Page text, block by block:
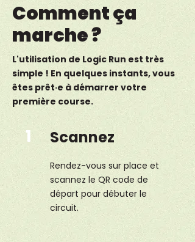
Comment ça
marche ?
L'utilisation de Logic Run est très
simple ! En quelques instants, vous
êtes prêt·e à démarrer votre
première course.
1 Scannez
DÉPARTRendez-vous sur place et
scannez le QR code de
départ pour débuter le
circuit.